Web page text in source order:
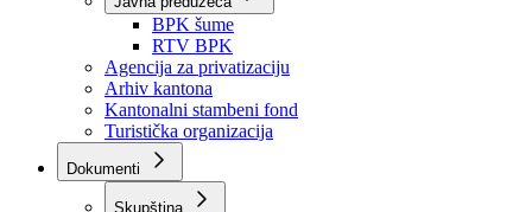
Direkcija za ceste
Direkcija za šumarstvo
Javna preduzeća
BPK šume
RTV BPK
Agencija za privatizaciju
Arhiv kantona
Kantonalni stambeni fond
Turistička organizacija